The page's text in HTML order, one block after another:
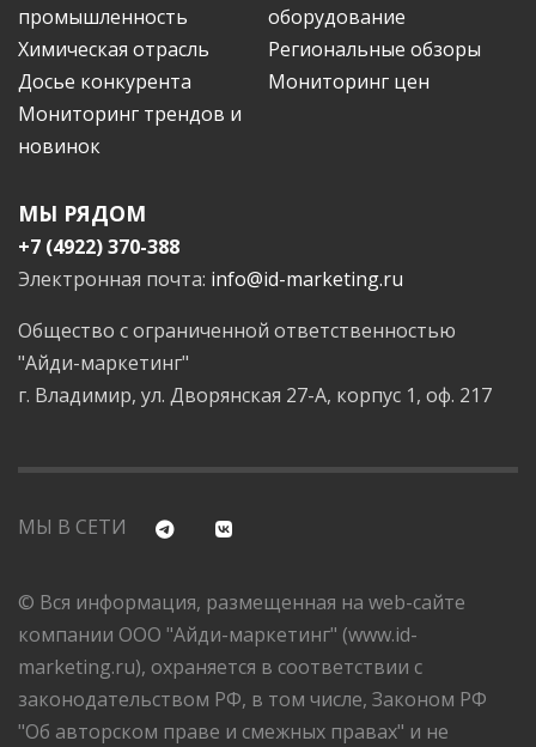
промышленность
оборудование
Химическая отрасль
Региональные обзоры
Досье конкурента
Мониторинг цен
Мониторинг трендов и
новинок
МЫ РЯДОМ
+7 (4922) 370-388
Электронная почта: info@id-marketing.ru
Общество с ограниченной ответственностью
"Айди-маркетинг"
г. Владимир, ул. Дворянская 27-А, корпус 1, оф. 217
МЫ В СЕТИ
© Вся информация, размещенная на web-сайте
компании ООО "Айди-маркетинг" (www.id-
marketing.ru), охраняется в соответствии с
законодательством РФ, в том числе, Законом РФ
"Об авторском праве и смежных правах" и не